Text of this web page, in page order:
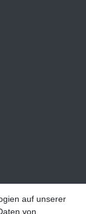
auf unserer
von